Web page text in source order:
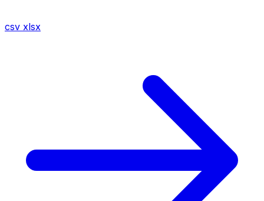
csv xlsx